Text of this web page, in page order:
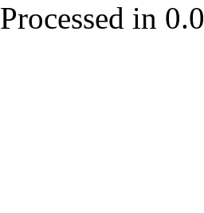
Processed in